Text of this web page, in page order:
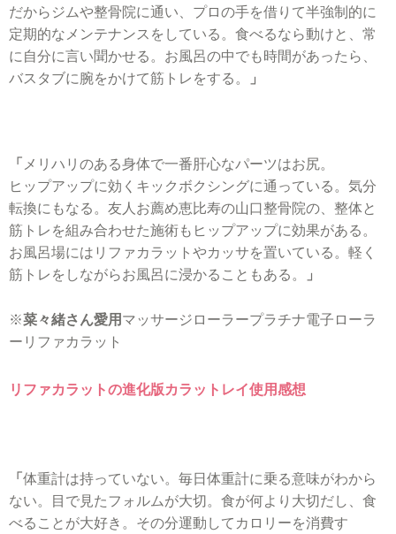
だからジムや整骨院に通い、プロの手を借りて半強制的に
定期的なメンテナンスをしている。 食べるなら動けと、常
に自分に言い聞かせる。 お風呂の中でも時間があったら、
バスタブに腕をかけて筋トレをする。
」
「 メリハリのある身体で一番肝心なパーツはお尻。
ヒップアップに効くキックボクシングに通っている。気分
転換にもなる。友人お薦め恵比寿の山口整骨院の、整体と
筋トレを組み合わせた施術もヒップアップに効果がある。
お風呂場にはリファカラット やカッサを置いている。軽く
筋トレをしながらお風呂に浸かることもある。
」
※菜々緒さん愛用 マッサージローラープラチナ電子ローラ
ーリファカラット
リファカラットの進化版カラットレイ使用感想
「 体重計は持っていない。毎日体重計に乗る意味がわから
ない。目で見たフォルムが大切。 食が何より大切だし、食
べることが大好き。その分運動してカロリーを消費す